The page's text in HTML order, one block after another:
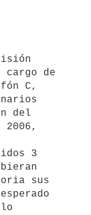
de
C,
del
3
sus